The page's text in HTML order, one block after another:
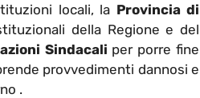
locali, la Provincia di
della Regione e del
Sindacali per porre fine
provvedimenti dannosi e
.